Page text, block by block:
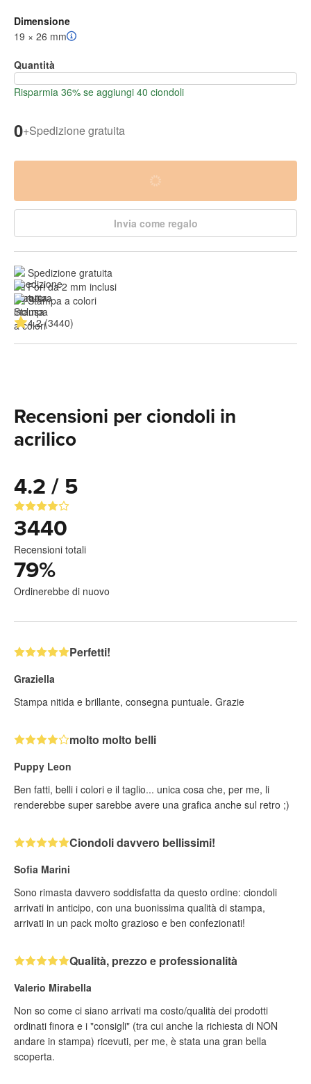
Dimensione
19 × 26 mm
Quantità
Risparmia 36% se aggiungi 40 ciondoli
0+Spedizione gratuita
Invia come regalo
Spedizione gratuita
Fori da 2 mm inclusi
Stampa a colori
4.2 (3440)
Recensioni per ciondoli in
acrilico
4.2 / 5
3440
Recensioni totali
79%
Ordinerebbe di nuovo
Perfetti!
Graziella
Stampa nitida e brillante, consegna puntuale. Grazie
molto molto belli
Puppy Leon
Ben fatti, belli i colori e il taglio... unica cosa che, per me, li
renderebbe super sarebbe avere una grafica anche sul retro ;)
Ciondoli davvero bellissimi!
Sofia Marini
Sono rimasta davvero soddisfatta da questo ordine: ciondoli
arrivati in anticipo, con una buonissima qualità di stampa,
arrivati in un pack molto grazioso e ben confezionati!
Qualità, prezzo e professionalità
Valerio Mirabella
Non so come ci siano arrivati ma costo/qualità dei prodotti
ordinati finora e i "consigli" (tra cui anche la richiesta di NON
andare in stampa) ricevuti, per me, è stata una gran bella
scoperta.